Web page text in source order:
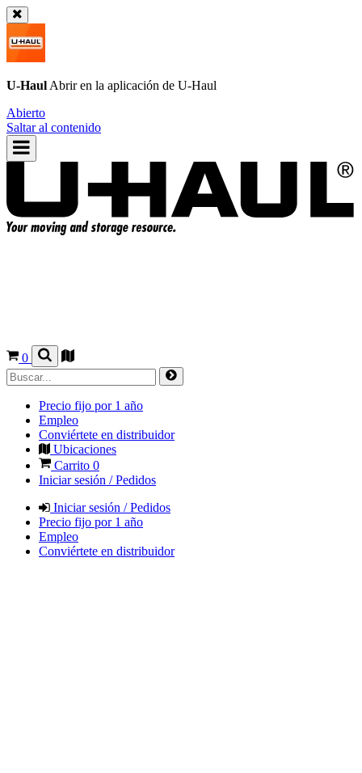
U-Haul Abrir en la aplicación de U-Haul
Abierto
Saltar al contenido
0
Precio fijo por 1 año
Empleo
Conviértete en distribuidor
Ubicaciones
Carrito 0
Iniciar sesión / Pedidos
Iniciar sesión / Pedidos
Precio fijo por 1 año
Empleo
Conviértete en distribuidor